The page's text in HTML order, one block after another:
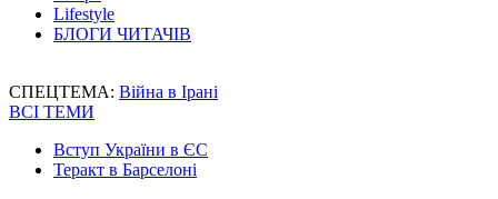
Lifestyle
БЛОГИ ЧИТАЧІВ
СПЕЦТЕМА: Війна в Ірані
ВСІ ТЕМИ
Вступ України в ЄС
Теракт в Барселоні